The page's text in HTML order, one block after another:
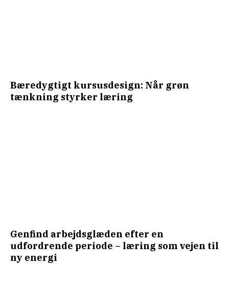
Bæredygtigt kursusdesign: Når grøn
tænkning styrker læring
Genfind arbejdsglæden efter en
udfordrende periode – læring som vejen til
ny energi